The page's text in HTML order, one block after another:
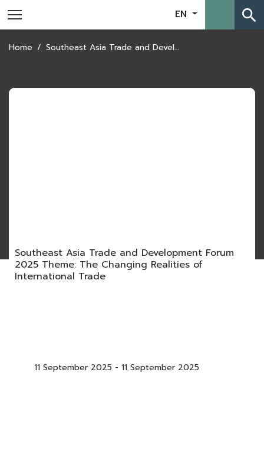
EN search
Home Southeast Asia Trade and Development Forum 2025 Theme: The Changing Realities of International Trade
Southeast Asia Trade and Development Forum
2025 Theme: The Changing Realities of
International Trade
11 September 2025 - 11 September 2025